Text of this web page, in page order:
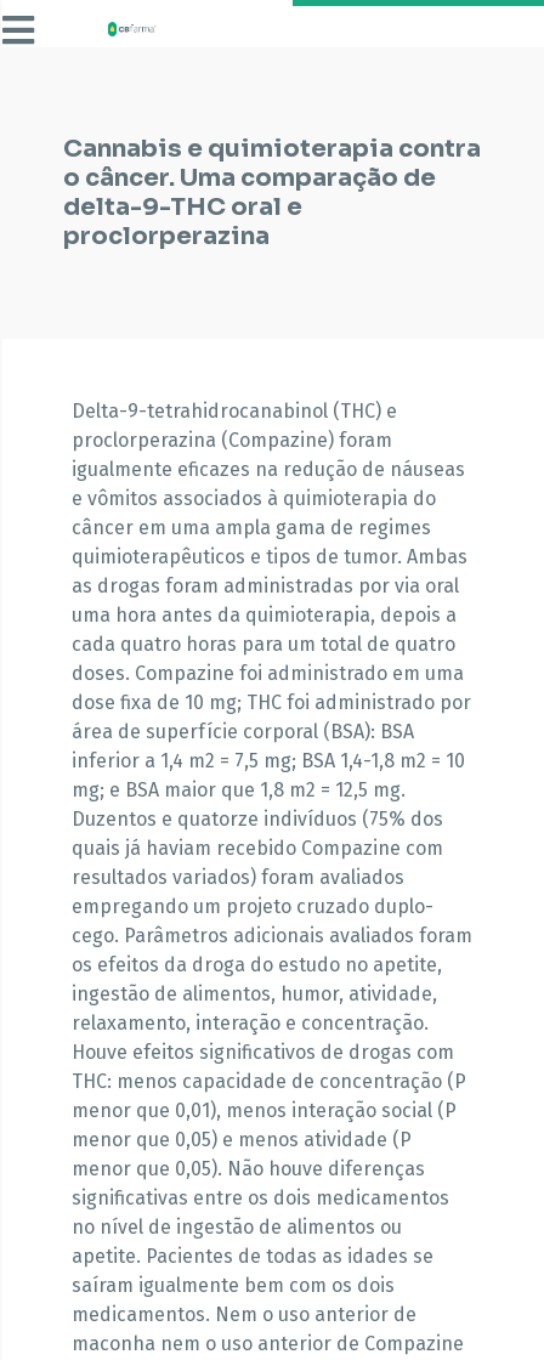
Cannabis e quimioterapia contra
o câncer. Uma comparação de
delta-9-THC oral e
proclorperazina
Delta-9-tetrahidrocanabinol (THC) e
proclorperazina (Compazine) foram
igualmente eficazes na redução de náuseas
e vômitos associados à quimioterapia do
câncer em uma ampla gama de regimes
quimioterapêuticos e tipos de tumor. Ambas
as drogas foram administradas por via oral
uma hora antes da quimioterapia, depois a
cada quatro horas para um total de quatro
doses. Compazine foi administrado em uma
dose fixa de 10 mg; THC foi administrado por
área de superfície corporal (BSA): BSA
inferior a 1,4 m2 = 7,5 mg; BSA 1,4-1,8 m2 = 10
mg; e BSA maior que 1,8 m2 = 12,5 mg.
Duzentos e quatorze indivíduos (75% dos
quais já haviam recebido Compazine com
resultados variados) foram avaliados
empregando um projeto cruzado duplo-
cego. Parâmetros adicionais avaliados foram
os efeitos da droga do estudo no apetite,
ingestão de alimentos, humor, atividade,
relaxamento, interação e concentração.
Houve efeitos significativos de drogas com
THC: menos capacidade de concentração (P
menor que 0,01), menos interação social (P
menor que 0,05) e menos atividade (P
menor que 0,05). Não houve diferenças
significativas entre os dois medicamentos
no nível de ingestão de alimentos ou
apetite. Pacientes de todas as idades se
saíram igualmente bem com os dois
medicamentos. Nem o uso anterior de
maconha nem o uso anterior de Compazine